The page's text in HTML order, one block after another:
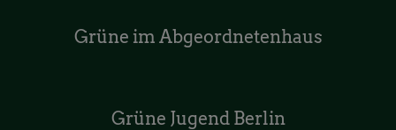
Grüne im Abgeordnetenhaus
Grüne Jugend Berlin